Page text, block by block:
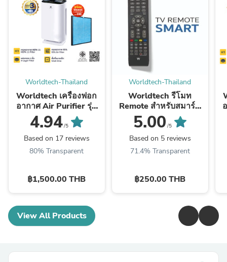
Worldtech-Thailand
Worldtech เครื่องฟอก
อากาศ Air Purifier รุ่น
WT-P70 มอก.รับรอง +
รีโมท
4.94/5
Based on 17 reviews
80% Transparent
฿1,500.00 THB
Worldtech-Thailand
Worldtech รีโมท
Remote สำหรับสมาร์ท
ทีวี ใช้ได้กับทีวีทุกขนาด
5.00 /5
Based on 5 reviews
71.4% Transparent
฿250.00 THB
View All Products